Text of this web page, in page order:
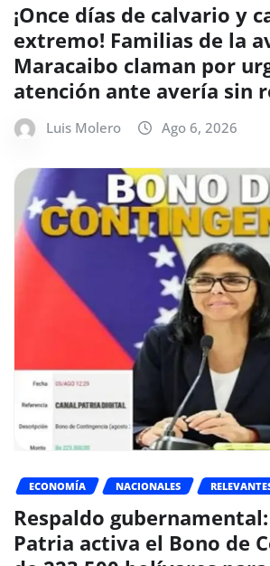
¡Once días de calvario y
extremo! Familias de la
Maracaibo claman por
atención ante avería sin
Luis Molero Ago 6, 2026
ECONOMÍA NACIONALES
Respaldo
Patria activa el Bono de